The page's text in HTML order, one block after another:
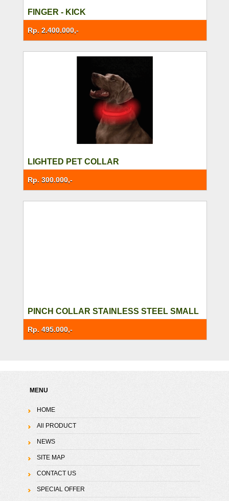
Rp. 2.400.000,-
FINGER - KICK
Rp. 300.000,-
LIGHTED PET COLLAR
Rp. 495.000,-
PINCH COLLAR STAINLESS STEEL SMALL
MENU
HOME
All PRODUCT
NEWS
SITE MAP
CONTACT US
SPECIAL OFFER